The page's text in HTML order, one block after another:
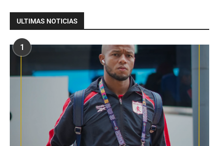
ULTIMAS NOTICIAS
1